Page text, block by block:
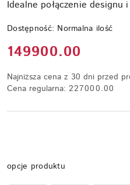
Idealne połączenie designu
Dostępność: Normalna ilość
Cena:
149900.00
Najniższa cena z 30 dni przed
Cena regularna: 227000.00
Wariant
opcje produktu